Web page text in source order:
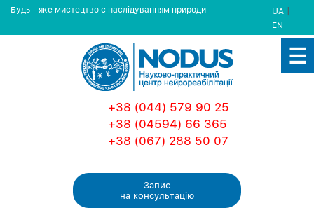
Будь - яке мистецтво є наслідуванням природи UA |
EN
+38 (044) 579 90 25
+38 (04594) 66 365
+38 (067) 288 50 07
Запис
на консультацiю